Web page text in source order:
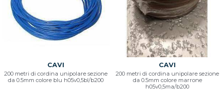
CAVI
200 metri di cordina unipolare sezione
da 0.5mm colore blu h05v0,5bl/b200
CAVI
200 metri di cordina unipolare sezione
da 0.5mm colore marrone
h05v0,5ma/b200